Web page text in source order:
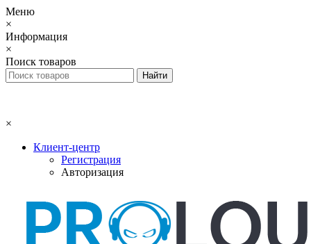
Меню
×
Информация
×
Поиск товаров
×
Клиент-центр
Регистрация
Авторизация